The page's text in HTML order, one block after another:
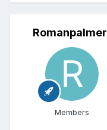
Romanpalmer
Members